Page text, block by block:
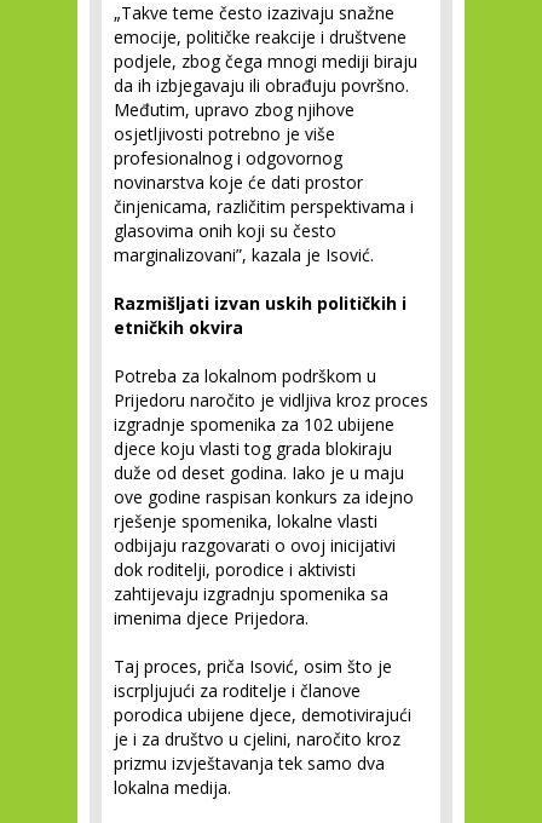
„Takve teme često izazivaju snažne
emocije, političke reakcije i društvene
podjele, zbog čega mnogi mediji biraju
da ih izbjegavaju ili obrađuju površno.
Međutim, upravo zbog njihove
osjetljivosti potrebno je više
profesionalnog i odgovornog
novinarstva koje će dati prostor
činjenicama, različitim perspektivama i
glasovima onih koji su često
marginalizovani”, kazala je Isović.
Razmišljati izvan uskih političkih i
etničkih okvira
Potreba za lokalnom podrškom u
Prijedoru naročito je vidljiva kroz proces
izgradnje spomenika za 102 ubijene
djece koju vlasti tog grada blokiraju
duže od deset godina. Iako je u maju
ove godine raspisan konkurs za idejno
rješenje spomenika, lokalne vlasti
odbijaju razgovarati o ovoj inicijativi
dok roditelji, porodice i aktivisti
zahtijevaju izgradnju spomenika sa
imenima djece Prijedora.
Taj proces, priča Isović, osim što je
iscrpljujući za roditelje i članove
porodica ubijene djece, demotivirajući
je i za društvo u cjelini, naročito kroz
prizmu izvještavanja tek samo dva
lokalna medija.